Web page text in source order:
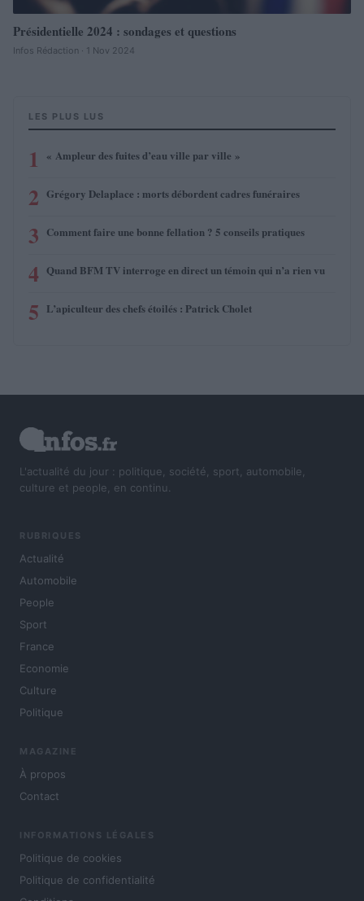
Présidentielle 2024 : sondages et questions
Infos Rédaction · 1 Nov 2024
LES PLUS LUS
1 « Ampleur des fuites d’eau ville par ville »
2 Grégory Delaplace : morts débordent cadres funéraires
3 Comment faire une bonne fellation ? 5 conseils pratiques
4 Quand BFM TV interroge en direct un témoin qui n’a rien vu
5 L’apiculteur des chefs étoilés : Patrick Cholet
L'actualité du jour : politique, société, sport, automobile,
culture et people, en continu.
RUBRIQUES
Actualité
Automobile
People
Sport
France
Economie
Culture
Politique
MAGAZINE
À propos
Contact
INFORMATIONS LÉGALES
Politique de cookies
Politique de confidentialité